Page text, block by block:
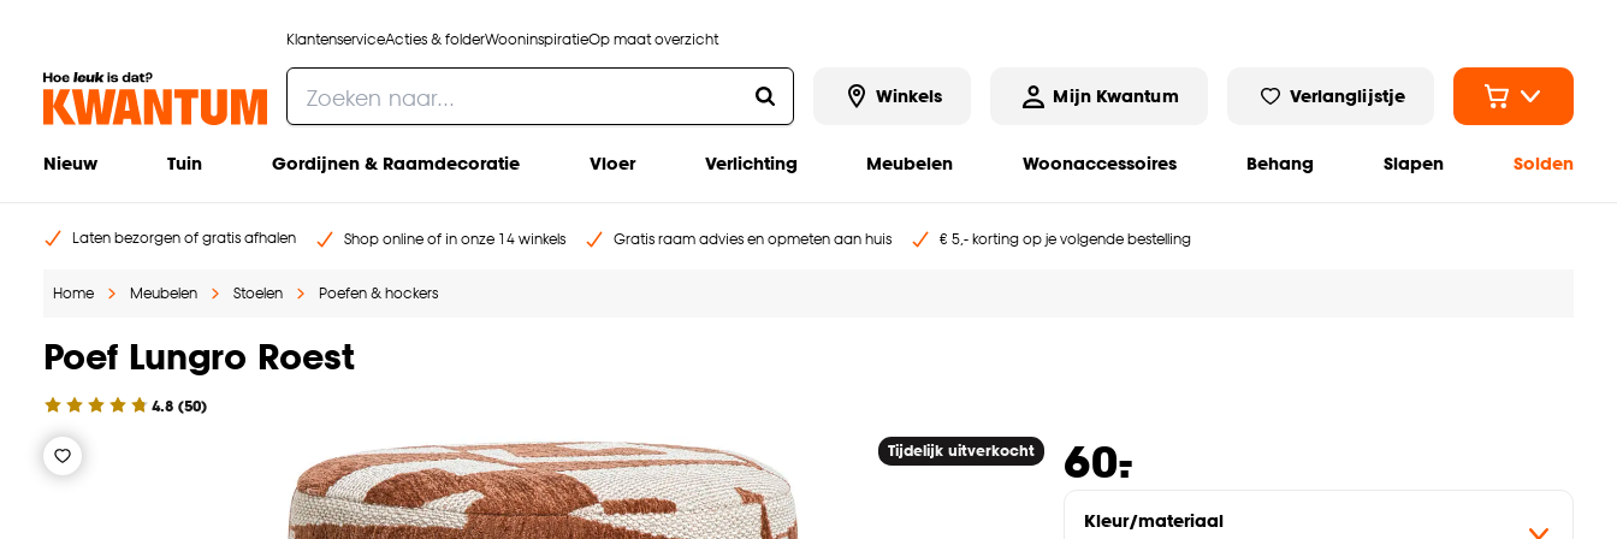
KlantenserviceActies & folderWooninspiratieOp maat overzicht
Winkels Mijn Kwantum Verlanglijstje
Nieuw Tuin Gordijnen & Raamdecoratie Vloer Verlichting Meubelen Woonaccessoires Behang Slapen Solden
Laten bezorgen of gratis afhalen Shop online of in onze 14 winkels Gratis raam advies en opmeten aan huis € 5,- korting op je volgende bestelling
Home Meubelen Stoelen Poefen & hockers
Poef Lungro Roest
4.8 (50)
Tijdelijk uitverkocht 60.
-
Kleur/materiaal